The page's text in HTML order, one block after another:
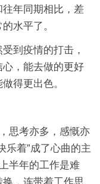
往年同期相比，差
水平了。
到疫情的打击，
，能去做的更好
得更出色。
思考亦多，感慨亦
乐着”成了心曲的主
半年的工作是难